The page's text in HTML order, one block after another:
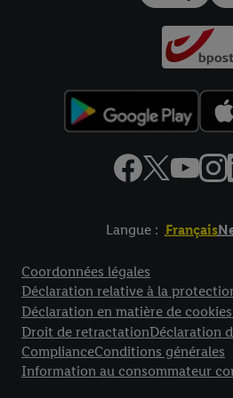
Langue : Français
Coordonnées légales
Déclaration relative à la
Déclaration en matière de cookies
Droit de retractationDéclaration
ComplianceConditions générales
Information au consommateur